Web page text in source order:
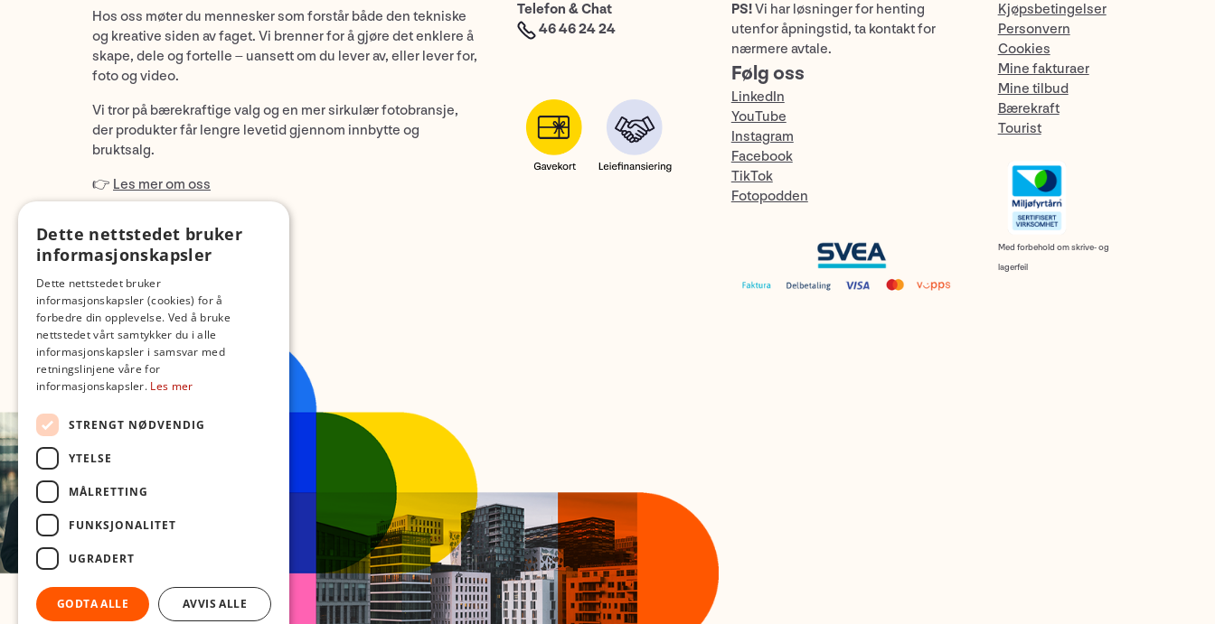
Hos oss møter du mennesker som forstår både den tekniske
og kreative siden av faget. Vi brenner for å gjøre det enklere å
skape, dele og fortelle – uansett om du lever av, eller lever for,
foto og video.
Vi tror på bærekraftige valg og en mer sirkulær fotobransje,
der produkter får lengre levetid gjennom innbytte og
bruktsalg.
👉 Les mer om oss
Telefon & Chat
46 46 24 24
PS!Vi har løsninger for henting
utenfor åpningstid, ta kontakt for
nærmere avtale.
Følg oss
LinkedIn
YouTube
Instagram
Facebook
TikTok
Fotopodden
Kjøpsbetingelser
Personvern
Cookies
Mine fakturaer
Mine tilbud
Bærekraft
Tourist
Med forbehold om skrive- og
lagerfeil
Dette nettstedet bruker
informasjonskapsler
Dette nettstedet bruker
informasjonskapsler (cookies) for å
forbedre din opplevelse. Ved å bruke
nettstedet vårt samtykker du i alle
informasjonskapsler i samsvar med
retningslinjene våre for
informasjonskapsler. Les mer
STRENGT NØDVENDIG
YTELSE
MÅLRETTING
FUNKSJONALITET
UGRADERT
GODTA ALLE AVVIS ALLE